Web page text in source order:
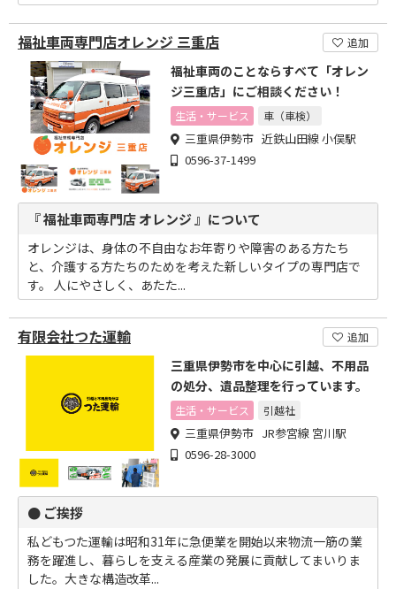
福祉車両専門店オレンジ 三重店 追加
福祉車両のことならすべて「オレン
ジ三重店」にご相談ください！
生活・サービス 車（車検）
三重県伊勢市 近鉄山田線 小俣駅
0596-37-1499
『 福祉車両専門店 オレンジ 』について
オレンジは、身体の不自由なお年寄りや障害のある方たち
と、介護する方たちのためを考えた新しいタイプの専門店で
す。 人にやさしく、あたた...
有限会社つた運輸 追加
三重県伊勢市を中心に引越、不用品
の処分、遺品整理を行っています。
生活・サービス 引越社
三重県伊勢市 JR参宮線 宮川駅
0596-28-3000
● ご挨拶
私どもつた運輸は昭和31年に急便業を開始以来物流一筋の業
務を躍進し、暮らしを支える産業の発展に貢献してまいりま
した。大きな構造改革...